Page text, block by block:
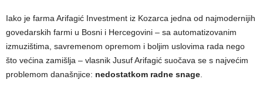
Iako je farma Arifagić Investment iz Kozarca jedna od najmodernijih
govedarskih farmi u Bosni i Hercegovini – sa automatizovanim
izmuzištima, savremenom opremom i boljim uslovima rada nego
što većina zamišlja – vlasnik Jusuf Arifagić suočava se s najvećim
problemom današnjice: nedostatkom radne snage.